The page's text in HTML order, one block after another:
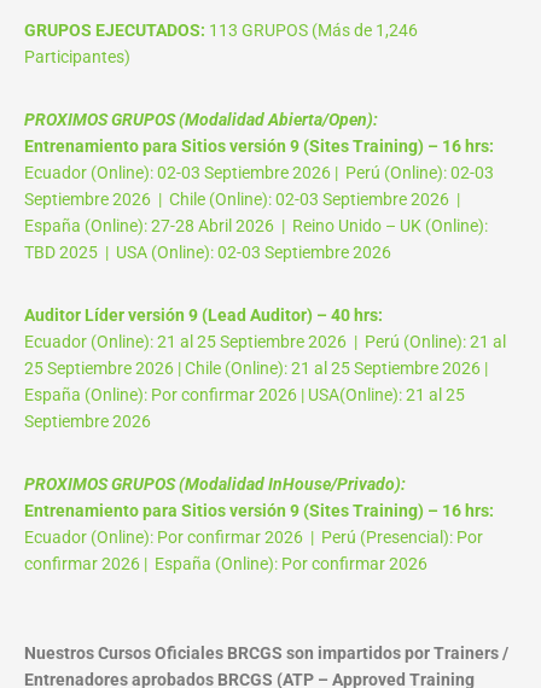
GRUPOS EJECUTADOS: 113 GRUPOS (Más de 1,246
Participantes)
PROXIMOS GRUPOS (Modalidad Abierta/Open):
Entrenamiento para Sitios versión 9 (Sites Training) – 16 hrs:
Ecuador (Online): 02-03 Septiembre 2026 | Perú (Online): 02-03
Septiembre 2026 | Chile (Online): 02-03 Septiembre 2026 |
España (Online): 27-28 Abril 2026 | Reino Unido – UK (Online):
TBD 2025 | USA (Online): 02-03 Septiembre 2026
Auditor Líder versión 9 (Lead Auditor) – 40 hrs:
Ecuador (Online): 21 al 25 Septiembre 2026 | Perú (Online): 21 al
25 Septiembre 2026 | Chile (Online): 21 al 25 Septiembre 2026 |
España (Online): Por confirmar 2026 | USA(Online): 21 al 25
Septiembre 2026
PROXIMOS GRUPOS (Modalidad InHouse/Privado):
Entrenamiento para Sitios versión 9 (Sites Training) – 16 hrs:
Ecuador (Online): Por confirmar 2026 | Perú (Presencial): Por
confirmar 2026 | España (Online): Por confirmar 2026
Nuestros Cursos Oficiales BRCGS son impartidos por Trainers /
Entrenadores aprobados BRCGS (ATP – Approved Training